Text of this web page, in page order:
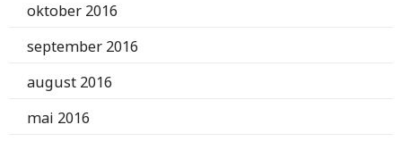
oktober 2016
september 2016
august 2016
mai 2016